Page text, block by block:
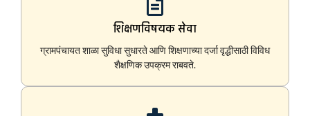
शिक्षणविषयक सेवा
ग्रामपंचायत शाळा सुविधा सुधारते आणि शिक्षणाच्या दर्जा वृद्धीसाठी विविध
शैक्षणिक उपक्रम राबवते.